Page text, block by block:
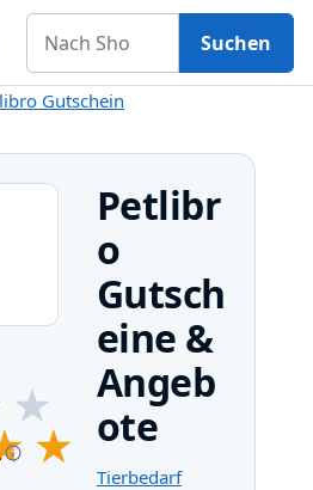
KategorienMagazin
Nach Shop suchen
Suchen
Gutschein
★
★
Petlibr
o
Gutsch
eine &
Angeb
ote
Tierbedarf